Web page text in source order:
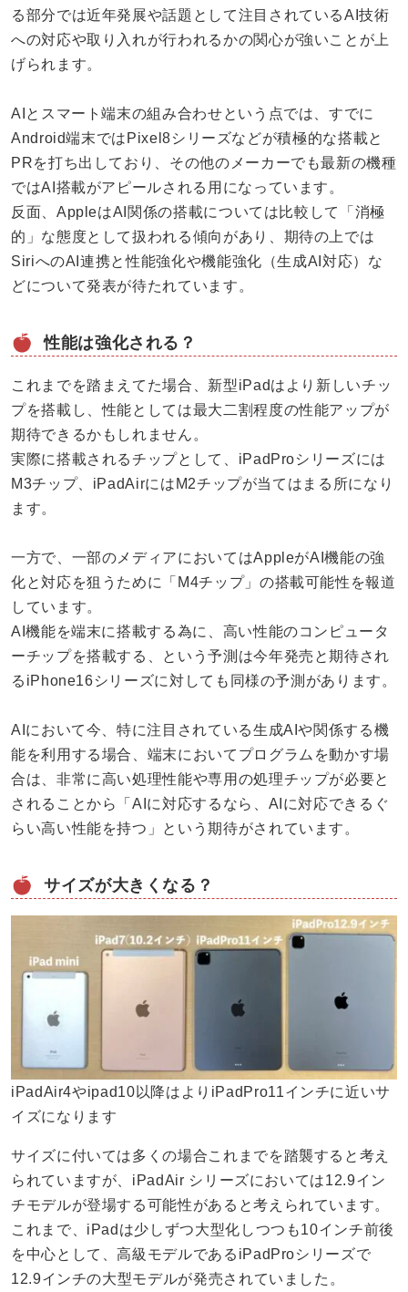
る部分では近年発展や話題として注目されているAI技術
への対応や取り入れが行われるかの関心が強いことが上
げられます。
AIとスマート端末の組み合わせという点では、すでに
Android端末ではPixel8シリーズなどが積極的な搭載と
PRを打ち出しており、その他のメーカーでも最新の機種
ではAI搭載がアピールされる用になっています。
反面、AppleはAI関係の搭載については比較して「消極
的」な態度として扱われる傾向があり、期待の上では
SiriへのAI連携と性能強化や機能強化（生成AI対応）な
どについて発表が待たれています。
性能は強化される？
これまでを踏まえてた場合、新型iPadはより新しいチッ
プを搭載し、性能としては最大二割程度の性能アップが
期待できるかもしれません。
実際に搭載されるチップとして、iPadProシリーズには
M3チップ、iPadAirにはM2チップが当てはまる所になり
ます。
一方で、一部のメディアにおいてはAppleがAI機能の強
化と対応を狙うために「M4チップ」の搭載可能性を報道
しています。
AI機能を端末に搭載する為に、高い性能のコンピュータ
ーチップを搭載する、という予測は今年発売と期待され
るiPhone16シリーズに対しても同様の予測があります。
AIにおいて今、特に注目されている生成AIや関係する機
能を利用する場合、端末においてプログラムを動かす場
合は、非常に高い処理性能や専用の処理チップが必要と
されることから「AIに対応するなら、AIに対応できるぐ
らい高い性能を持つ」という期待がされています。
サイズが大きくなる？
iPadAir4やipad10以降はよりiPadPro11インチに近いサ
イズになります
サイズに付いては多くの場合これまでを踏襲すると考え
られていますが、iPadAir シリーズにおいては12.9イン
チモデルが登場する可能性があると考えられています。
これまで、iPadは少しずつ大型化しつつも10インチ前後
を中心として、高級モデルであるiPadProシリーズで
12.9インチの大型モデルが発売されていました。